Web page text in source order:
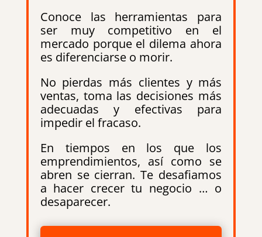
Conoce las herramientas para
ser muy competitivo en el
mercado porque el dilema ahora
es diferenciarse o morir.
No pierdas más clientes y más
ventas, toma las decisiones más
adecuadas y efectivas para
impedir el fracaso.
En tiempos en los que los
emprendimientos, así como se
abren se cierran. Te desafiamos
a hacer crecer tu negocio … o
desaparecer.